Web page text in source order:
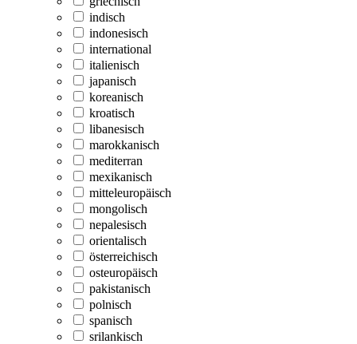
indisch
indonesisch
international
italienisch
japanisch
koreanisch
kroatisch
libanesisch
marokkanisch
mediterran
mexikanisch
mitteleuropäisch
mongolisch
nepalesisch
orientalisch
österreichisch
osteuropäisch
pakistanisch
polnisch
spanisch
srilankisch